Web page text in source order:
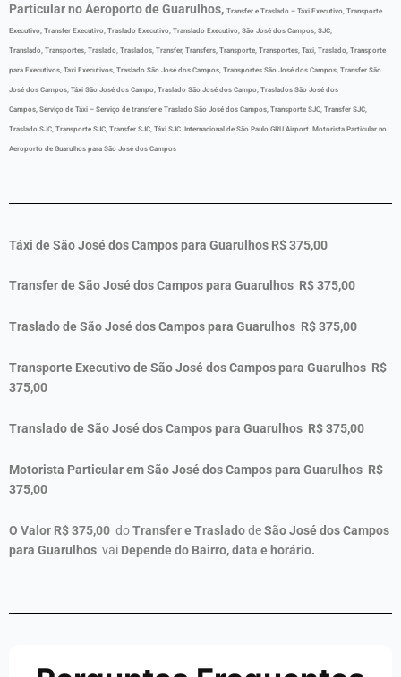
Particular no Aeroporto de Guarulhos, Transfer e Traslado – Táxi Executivo, Transporte
Executivo, Transfer Executivo, Traslado Executivo, Translado Executivo, São José dos Campos, SJC,
Translado, Transportes, Traslado, Traslados, Transfer, Transfers, Transporte, Transportes, Taxi, Traslado, Transporte
para Executivos, Taxi Executivos, Traslado São José dos Campos, Transportes São José dos Campos, Transfer São
José dos Campos, Táxi São José dos Campo, Traslado São José dos Campo, Traslados São José dos
Campos, Serviço de Táxi – Serviço de transfer e Traslado São José dos Campos, Transporte SJC, Transfer SJC,
Traslado SJC, Transporte SJC, Transfer SJC, Táxi SJC Internacional de São Paulo GRU Airport. Motorista Particular no
Aeroporto de Guarulhos para São José dos Campos
Táxi deSão José dos Campos para Guarulhos R$ 375,00
Transfer deSão José dos Campos para Guarulhos R$ 375,00
Traslado deSão José dos Campos para Guarulhos R$ 375,00
Transporte Executivo deSão José dos Campos para Guarulhos R$
375,00
Translado deSão José dos Campos para Guarulhos R$ 375,00
Motorista Particular emSão José dos Campos para Guarulhos R$
375,00
O Valor R$375,00 doTransfer e TrasladodeSão José dos Campos
para Guarulhos vai Depende do Bairro, data e horário.